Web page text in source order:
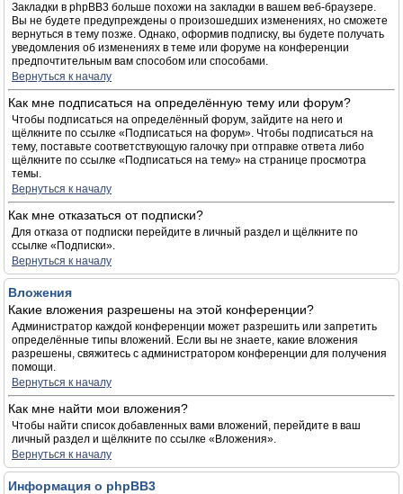
Закладки в phpBB3 больше похожи на закладки в вашем веб-браузере.
Вы не будете предупреждены о произошедших изменениях, но сможете
вернуться в тему позже. Однако, оформив подписку, вы будете получать
уведомления об изменениях в теме или форуме на конференции
предпочтительным вам способом или способами.
Вернуться к началу
Как мне подписаться на определённую тему или форум?
Чтобы подписаться на определённый форум, зайдите на него и
щёлкните по ссылке «Подписаться на форум». Чтобы подписаться на
тему, поставьте соответствующую галочку при отправке ответа либо
щёлкните по ссылке «Подписаться на тему» на странице просмотра
темы.
Вернуться к началу
Как мне отказаться от подписки?
Для отказа от подписки перейдите в личный раздел и щёлкните по
ссылке «Подписки».
Вернуться к началу
Вложения
Какие вложения разрешены на этой конференции?
Администратор каждой конференции может разрешить или запретить
определённые типы вложений. Если вы не знаете, какие вложения
разрешены, свяжитесь с администратором конференции для получения
помощи.
Вернуться к началу
Как мне найти мои вложения?
Чтобы найти список добавленных вами вложений, перейдите в ваш
личный раздел и щёлкните по ссылке «Вложения».
Вернуться к началу
Информация о phpBB3